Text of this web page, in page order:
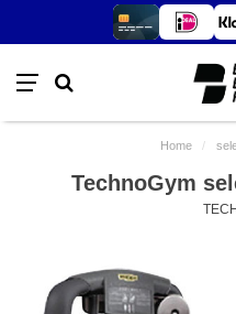
Home /
TechnoGym